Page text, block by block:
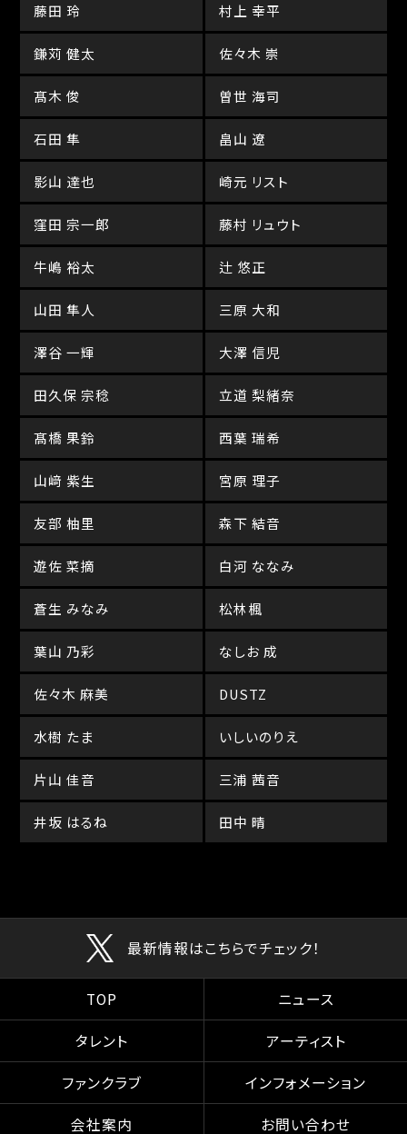
藤田 玲 村上 幸平
鎌苅 健太 佐々木 崇
髙木 俊 曽世 海司
石田 隼 畠山 遼
影山 達也 崎元 リスト
窪田 宗一郎 藤村 リュウト
牛嶋 裕太 辻 悠正
山田 隼人 三原 大和
澤谷 一輝 大澤 信児
田久保 宗稔 立道 梨緒奈
髙橋 果鈴 西葉 瑞希
山﨑 紫生 宮原 理子
友部 柚里 森下 結音
遊佐 菜摘 白河 ななみ
蒼生 みなみ 松林楓
葉山 乃彩 なしお 成
佐々木 麻美 DUSTZ
水樹 たま いしいのりえ
片山 佳音 三浦 茜音
井坂 はるね 田中 晴
最新情報はこちらでチェック！
TOP
ニュース
タレント
アーティスト
ファンクラブ
インフォメーション
会社案内
お問い合わせ